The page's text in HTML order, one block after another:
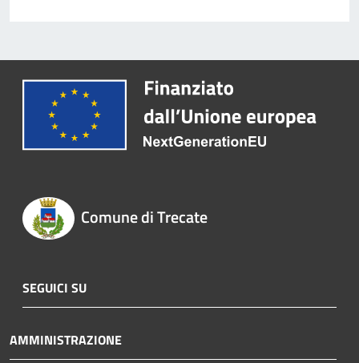
Comune di Trecate
SEGUICI SU
AMMINISTRAZIONE